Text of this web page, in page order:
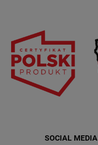
SOCIAL MEDIA